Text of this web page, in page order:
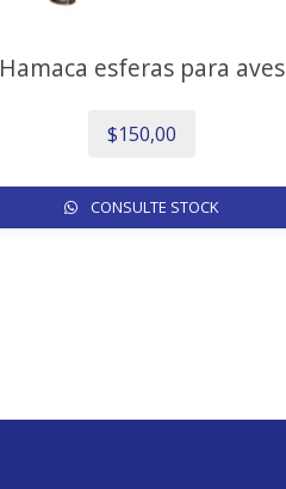
Hamaca esferas para aves
$150,00
CONSULTE STOCK